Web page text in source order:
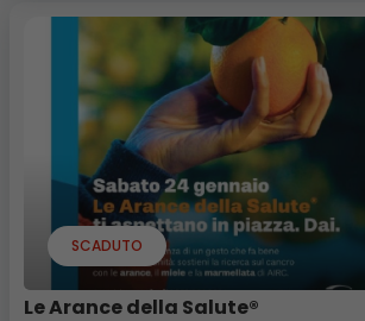
SCADUTO
Le Arance della Salute®